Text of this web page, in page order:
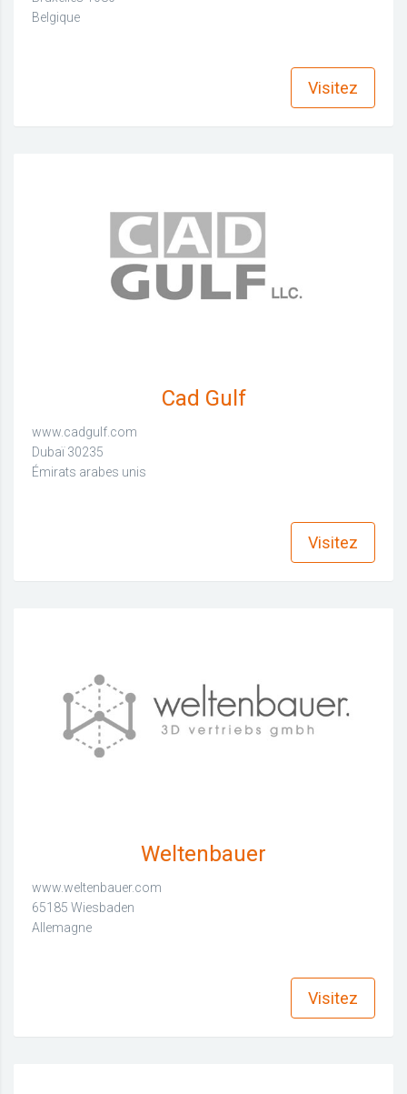
Belgique
Visitez
Cad Gulf
www.cadgulf.com
Dubaï 30235
Émirats arabes unis
Visitez
Weltenbauer
www.weltenbauer.com
65185 Wiesbaden
Allemagne
Visitez